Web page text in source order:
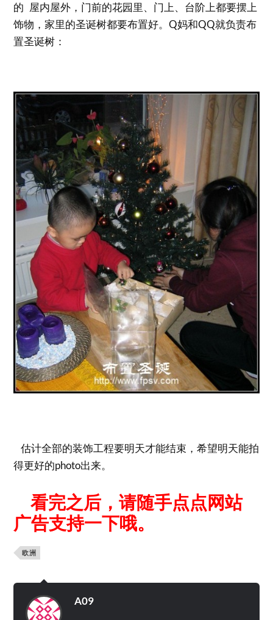
的 屋内屋外，门前的花园里、门上、台阶上都要摆上
饰物，家里的圣诞树都要布置好。Q妈和QQ就负责布
置圣诞树：
估计全部的装饰工程要明天才能结束，希望明天能拍
得更好的photo出来。
看完之后，请随手点点网站
广告支持一下哦。
欧洲
A09